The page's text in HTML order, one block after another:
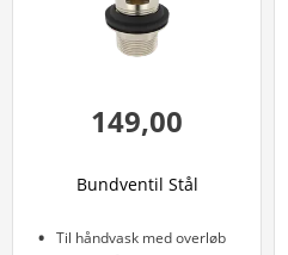
149,00
Bundventil Stål
Til håndvask med overløb